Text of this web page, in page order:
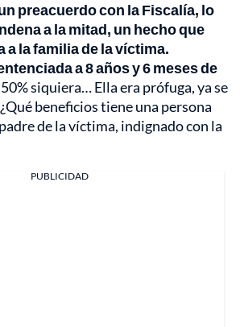
preacuerdo con la Fiscalía, lo
a la mitad, un hecho que
a la familia de la víctima.
a 8 años y 6 meses de
50% siquiera… Ella era prófuga, ya se
beneficios tiene una persona
de la víctima, indignado con la
PUBLICIDAD